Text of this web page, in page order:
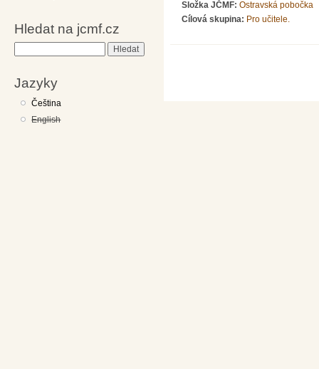
Hledat na jcmf.cz
Jazyky
Čeština
English
Složka JČMF: Ostravská pobočka
Cílová skupina: Pro učitele.